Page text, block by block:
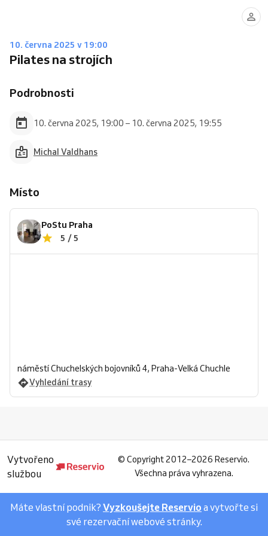
10. června 2025 v 19:00
Pilates na strojích
Podrobnosti
10. června 2025, 19:00 – 10. června 2025, 19:55
Michal Valdhans
Místo
PoStu Praha
5 / 5
náměstí Chuchelských bojovníků 4, Praha-Velká Chuchle
Vyhledání trasy
Vytvořeno
službou
© Copyright 2012–2026 Reservio.
Všechna práva vyhrazena.
Máte vlastní podnik? Vyzkoušejte Reservio a vytvořte si
své rezervační webové stránky.